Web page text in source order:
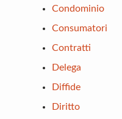
Condominio
Consumatori
Contratti
Delega
Diffide
Diritto